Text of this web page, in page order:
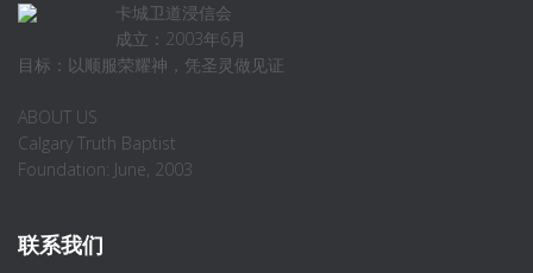
卡城卫道浸信会
成立：2003年6月
目标：以顺服荣耀神，凭圣灵做见证
ABOUT US
Calgary Truth Baptist
Foundation: June, 2003
联系我们